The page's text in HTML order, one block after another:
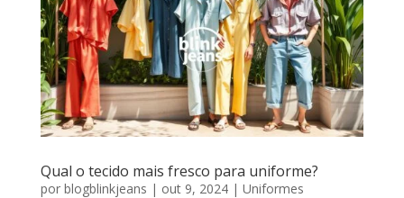
Qual o tecido mais fresco para uniforme?
por blogblinkjeans | out 9, 2024| Uniformes